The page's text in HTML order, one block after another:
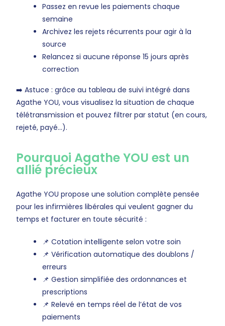
Passez en revue les paiements chaque
semaine
Archivez les rejets récurrents pour agir à la
source
Relancez si aucune réponse 15 jours après
correction
➡️ Astuce : grâce au tableau de suivi intégré dans
Agathe YOU, vous visualisez la situation de chaque
télétransmission et pouvez filtrer par statut (en cours,
rejeté, payé…).
Pourquoi Agathe YOU est un
allié précieux
Agathe YOU propose une solution complète pensée
pour les infirmières libérales qui veulent gagner du
temps et facturer en toute sécurité :
📌 Cotation intelligente selon votre soin
📌 Vérification automatique des doublons /
erreurs
📌 Gestion simplifiée des ordonnances et
prescriptions
📌 Relevé en temps réel de l’état de vos
paiements